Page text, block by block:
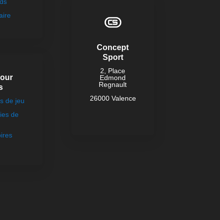
de jeu
de
Concept
Sport
2, Place
Edmond
Regnault
26000 Valence